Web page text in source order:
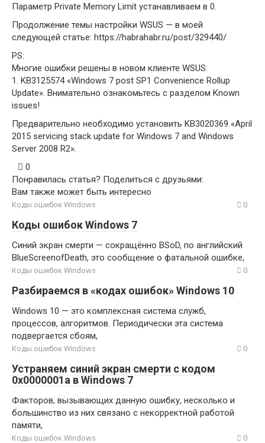
Параметр Private Memory Limit устанавливаем в 0.
Продолжение темы настройки WSUS — в моей
следующей статье: https://habrahabr.ru/post/329440/
PS:
Многие ошибки решены в новом клиенте WSUS:
1. KB3125574 «Windows 7 post SP1 Convenience Rollup
Update». Внимательно ознакомьтесь с разделом Known
issues!
Предварительно необходимо установить KB3020369 «April
2015 servicing stack update for Windows 7 and Windows
Server 2008 R2».
0
Понравилась статья? Поделиться с друзьями:
Вам также может быть интересно
Коды ошибок Windows 0
Коды ошибок Windows 7
Синий экран смерти — сокращённо BSoD, по английский
BlueScreenofDeath, это сообщение о фатальной ошибке,
Коды ошибок Windows 0
Разбираемся в «кодах ошибок» Windows 10
Windows 10 — это комплексная система служб,
процессов, алгоритмов. Периодически эта система
подвергается сбоям,
Коды ошибок Windows 0
Устраняем синий экран смерти с кодом
0x0000001a в Windows 7
Факторов, вызывающих данную ошибку, несколько и
большинство из них связано с некорректной работой
памяти,
Коды ошибок Windows 0